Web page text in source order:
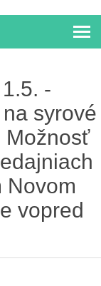
-
syrové
Možnosť
Novom
vopred